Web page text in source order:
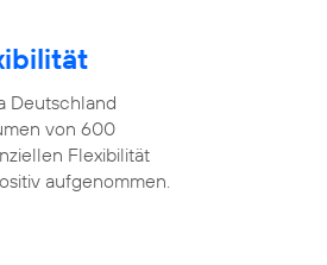
Deutschland
von 600
Flexibilität
aufgenommen.